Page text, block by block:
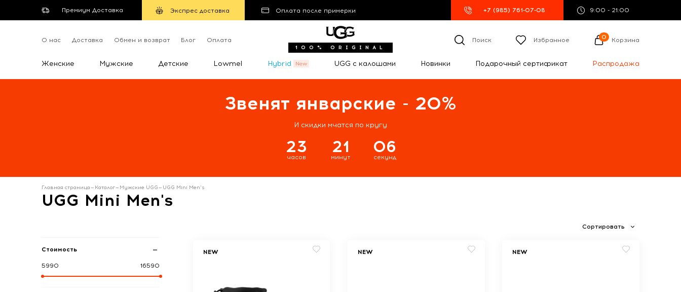
Премиум Доставка Экспрес доставка Оплата после примерки +7 (985) 761-07-08 9:00 - 21:00
О нас Доставка Обмен и возврат Блог Оплата
100% ORIGINAL
Поиск Избранное 0 Корзина
Женские Мужские Детские Lowmel Hybrid UGG с калошами Новинки Подарочный сертификат Распродажа
Звенят январские - 20%
И скидки мчатся по кругу
23
часов
21
минут
05
секунд
Главная страница— Каталог— Мужские UGG— UGG Mini Men's
UGG Mini Men's
Стоимость
5990 16590
Сортировать
NEW NEW NEW